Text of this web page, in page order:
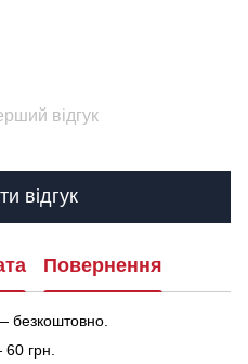
відгук
відгук
Повернення
безкоштовно.
грн.